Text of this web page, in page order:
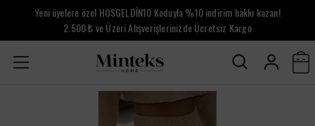
Yeni üyelere özel HOSGELDİN10 Koduyla %10 indirim hakkı kazan!
2.500 ₺ ve Üzeri Alışverişlerinizde Ücretsiz Kargo